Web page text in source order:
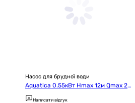
Насос для брудної води
Aquatica 0.55кВт Hmax 12м Qmax 24
2л/хв (773411)
Написати відгук